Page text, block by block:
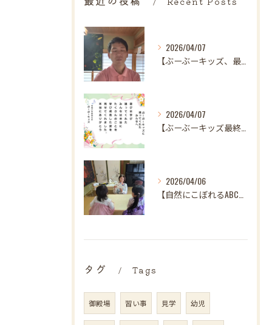
2026/04/07
2026/04/07
2026/04/06
タグ Tags
御殿場 習い事 見学 幼児